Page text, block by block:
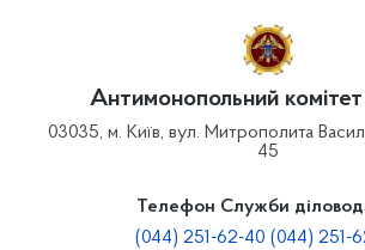
Антимонопольний комітет
03035, м. Київ, вул. Митрополита
45
Телефон Служби
(044) 251-62-40 (044) 251-